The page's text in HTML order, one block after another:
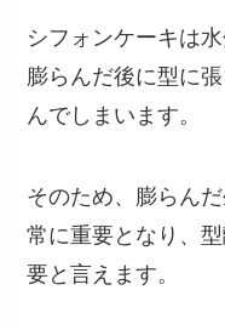
シフォンケーキは
膨らんだ後に型に
んでしまいます。
そのため、膨らん
常に重要となり、
要と言えます。